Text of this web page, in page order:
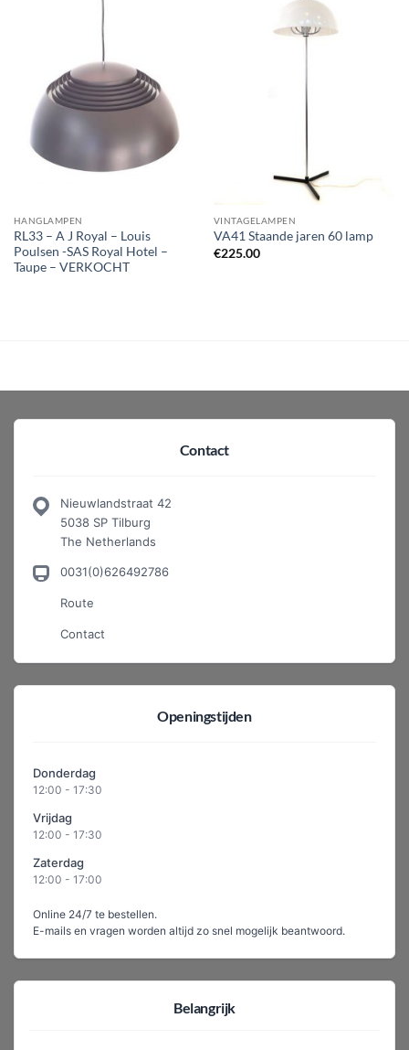
HANGLAMPEN
RL33 – A J Royal – Louis
Poulsen -SAS Royal Hotel –
Taupe – VERKOCHT
VINTAGELAMPEN
VA41 Staande jaren 60 lamp
€225.00
Contact
Nieuwlandstraat 42
5038 SP Tilburg
The Netherlands
0031(0)626492786
Route
Contact
Openingstijden
Donderdag
12:00 - 17:30
Vrijdag
12:00 - 17:30
Zaterdag
12:00 - 17:00
Online 24/7 te bestellen.
E-mails en vragen worden altijd zo snel mogelijk beantwoord.
Belangrijk